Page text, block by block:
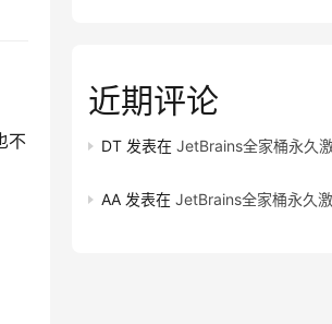
不
近期评论
DT 发表在 JetBrains全家桶永久
AA 发表在 JetBrains全家桶永久